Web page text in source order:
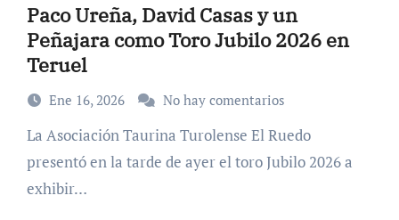
Paco Ureña, David Casas y un
Peñajara como Toro Jubilo 2026 en
Teruel
Ene 16, 2026 No hay comentarios
La Asociación Taurina Turolense El Ruedo
presentó en la tarde de ayer el toro Jubilo 2026 a
exhibir…